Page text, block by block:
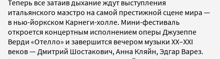
Теперь все затаив дыхание ждут выступления
итальянского маэстро на самой престижной сцене мира —
в нью-йоркском Карнеги-холле. Мини-фестиваль
откроется концертным исполнением оперы Джузеппе
Верди «Отелло» и завершится вечером музыки ХХ–XXI
веков — Дмитрий Шостакович, Анна Кляйн, Эдгар Варез.